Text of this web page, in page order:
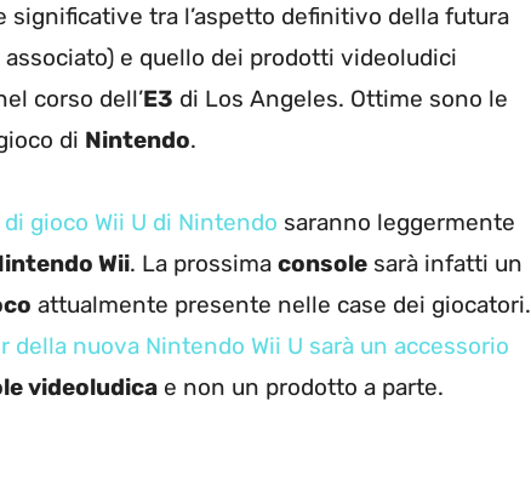
tra l’aspetto definitivo della futura
associato) e quello dei prodotti videoludici
corso dell’E3 di Los Angeles. Ottime sono le
di Nintendo.
gioco Wii U di Nintendo saranno leggermente
Wii. La prossima console sarà infatti un
attualmente presente nelle case dei giocatori.
della nuova Nintendo Wii U sarà un accessorio
videoludica e non un prodotto a parte.